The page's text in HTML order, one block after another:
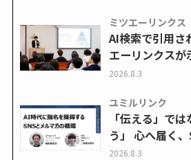
ミツエーリンクス
AI検索で引用
エーリンクスが
2026.8.3
ユミルリンク
「伝える」で
う」 心へ届く
2026.8.3